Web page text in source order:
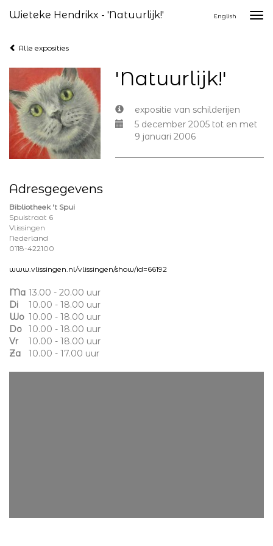
Wieteke Hendrikx - 'Natuurlijk!' English
Alle exposities
'Natuurlijk!'
expositie van schilderijen
5 december 2005 tot en met
9 januari 2006
Adresgegevens
Bibliotheek 't Spui
Spuistraat 6
Vlissingen
Nederland
0118-422100
www.vlissingen.nl/vlissingen/show/id=66192
Ma 13.00 - 20.00 uur
Di
10.00 - 18.00 uur
Wo 10.00 - 18.00 uur
Do
10.00 - 18.00 uur
Vr
10.00 - 18.00 uur
Za
10.00 - 17.00 uur